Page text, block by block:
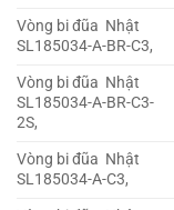
Vòng bi đũa Nhật
SL185034-A-BR-C3,
Vòng bi đũa Nhật
SL185034-A-BR-C3-
2S,
Vòng bi đũa Nhật
SL185034-A-C3,